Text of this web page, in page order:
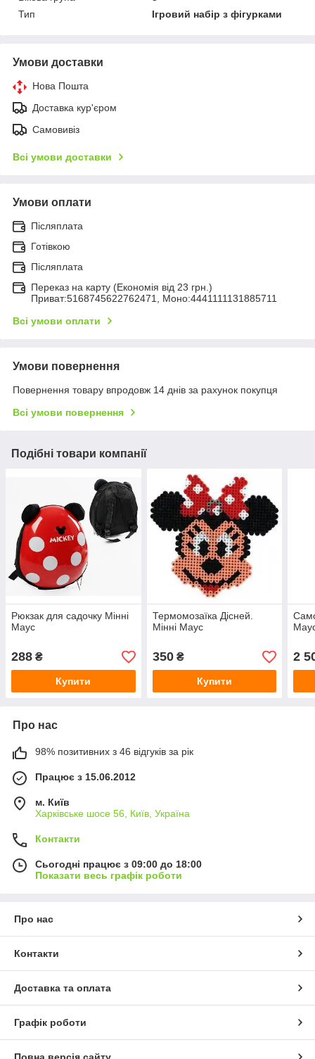
Тип
Ігровий набір з фігурками
Умови доставки
Нова Пошта
Доставка кур'єром
Самовивіз
Всі умови доставки
Умови оплати
Післяплата
Готівкою
Післяплата
Переказ на карту (Економія від 23 грн.)
Приват:5168745622762471, Моно:4441111131885711
Всі умови оплати
Умови повернення
Повернення товару впродовж 14 днів за рахунок покупця
Всі умови повернення
Подібні товари компанії
Рюкзак для садочку Мінні
Маус
288 ₴
Купити
Термомозаїка Дісней.
Мінні Маус
350₴
Купити
2
Про нас
98% позитивних з 46 відгуків за рік
Працює з 15.06.2012
м. Київ
Харківське шосе 56, Київ, Україна
Контакти
Сьогодні працює з 09:00 до 18:00
Показати весь графік роботи
Про нас
Контакти
Доставка та оплата
Графік роботи